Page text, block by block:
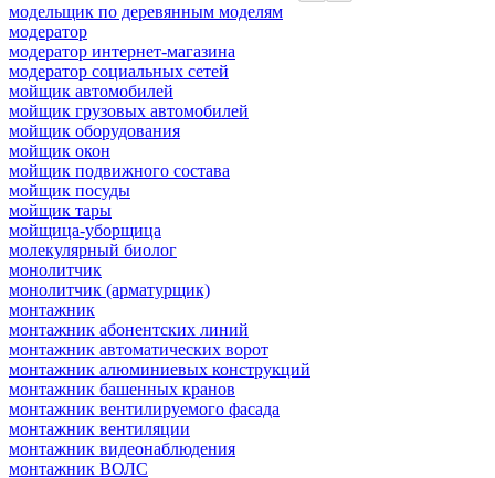
модельщик по деревянным моделям
модератор
модератор интернет-магазина
модератор социальных сетей
мойщик автомобилей
мойщик грузовых автомобилей
мойщик оборудования
мойщик окон
мойщик подвижного состава
мойщик посуды
мойщик тары
мойщица-уборщица
молекулярный биолог
монолитчик
монолитчик (арматурщик)
монтажник
монтажник абонентских линий
монтажник автоматических ворот
монтажник алюминиевых конструкций
монтажник башенных кранов
монтажник вентилируемого фасада
монтажник вентиляции
монтажник видеонаблюдения
монтажник ВОЛС